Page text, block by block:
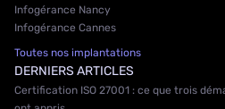
Infogérance Nancy
Infogérance Cannes
Toutes nos implantations
DERNIERS ARTICLES
Certification ISO 27001 : ce que trois